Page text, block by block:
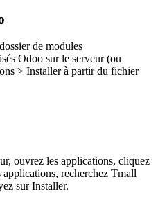
de modules
Odoo sur le serveur (ou
> Installer à partir du fichier
ouvrez les applications, cliquez
recherchez Tmall
sur Installer.